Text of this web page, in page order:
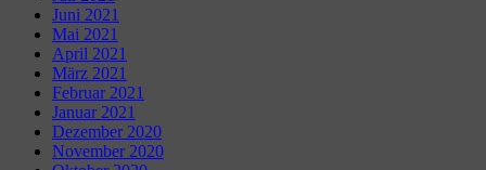
Juni 2021
Mai 2021
April 2021
März 2021
Februar 2021
Januar 2021
Dezember 2020
November 2020